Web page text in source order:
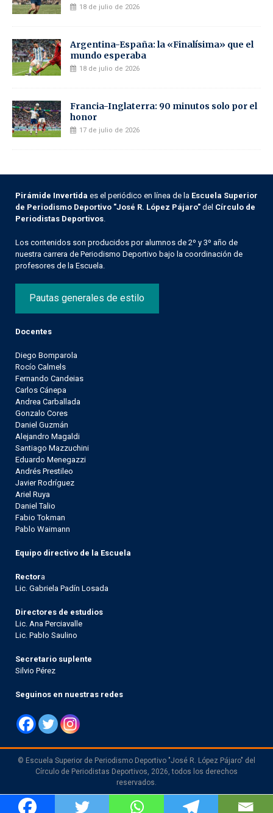
18 de julio de 2026
Argentina-España: la «Finalísima» que el
mundo esperaba
18 de julio de 2026
Francia-Inglaterra: 90 minutos solo por el
honor
17 de julio de 2026
Pirámide Invertida es el periódico en línea de la Escuela Superior
de Periodismo Deportivo "José R. López Pájaro" del Círculo de
Periodistas Deportivos
Los contenidos son producidos por alumnos de 2º y 3º año de
nuestra carrera de Periodismo Deportivo bajo la coordinación de
profesores de la Escuela.
Pautas generales de estilo
Docentes
Diego Bomparola
Rocío Calmels
Fernando Candeias
Carlos Cánepa
Andrea Carballada
Gonzalo Cores
Daniel Guzmán
Alejandro Magaldi
Santiago Mazzuchini
Eduardo Menegazzi
Andrés Prestileo
Javier Rodríguez
Ariel Ruya
Daniel Talio
Fabio Tokman
Pablo Waimann
Equipo directivo de la Escuela
Rectora
Lic. Gabriela Padín Losada
Directores de estudios
Lic. Ana Perciavalle
Lic. Pablo Saulino
Secretario suplente
Silvio Pérez
Seguinos en nuestras redes
© Escuela Superior de Periodismo Deportivo "José R. López Pájaro" del
Círculo de Periodistas Deportivos, 2026, todos los derechos
reservados.